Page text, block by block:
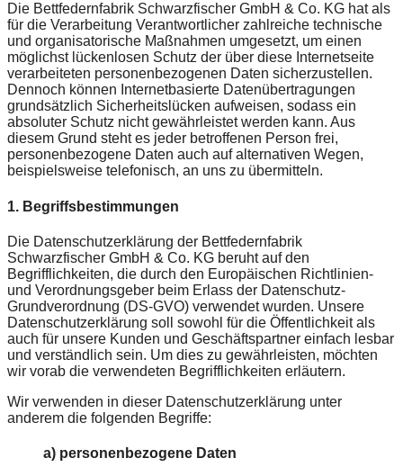
Die Bettfedernfabrik Schwarzfischer GmbH & Co. KG hat als
für die Verarbeitung Verantwortlicher zahlreiche technische
und organisatorische Maßnahmen umgesetzt, um einen
möglichst lückenlosen Schutz der über diese Internetseite
verarbeiteten personenbezogenen Daten sicherzustellen.
Dennoch können Internetbasierte Datenübertragungen
grundsätzlich Sicherheitslücken aufweisen, sodass ein
absoluter Schutz nicht gewährleistet werden kann. Aus
diesem Grund steht es jeder betroffenen Person frei,
personenbezogene Daten auch auf alternativen Wegen,
beispielsweise telefonisch, an uns zu übermitteln.
1. Begriffsbestimmungen
Die Datenschutzerklärung der Bettfedernfabrik
Schwarzfischer GmbH & Co. KG beruht auf den
Begrifflichkeiten, die durch den Europäischen Richtlinien-
und Verordnungsgeber beim Erlass der Datenschutz-
Grundverordnung (DS-GVO) verwendet wurden. Unsere
Datenschutzerklärung soll sowohl für die Öffentlichkeit als
auch für unsere Kunden und Geschäftspartner einfach lesbar
und verständlich sein. Um dies zu gewährleisten, möchten
wir vorab die verwendeten Begrifflichkeiten erläutern.
Wir verwenden in dieser Datenschutzerklärung unter
anderem die folgenden Begriffe:
a) personenbezogene Daten